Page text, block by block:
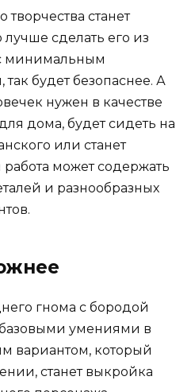
творчества станет
сделать его из
минимальным
будет безопаснее. А
нужен в качестве
дома, будет сидеть на
или станет
может содержать
и разнообразных
гнома с бородой
базовыми умениями в
вариантом, который
станет выкройка